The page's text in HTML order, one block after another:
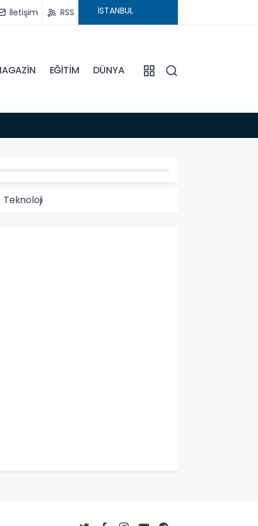
İletişim RSS
EĞİTİM DÜNYA